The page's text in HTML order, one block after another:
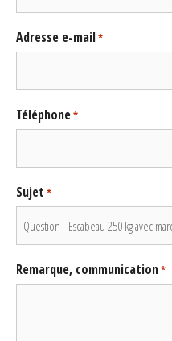
Adresse e-mail*
Téléphone*
Sujet *
Remarque, communication*